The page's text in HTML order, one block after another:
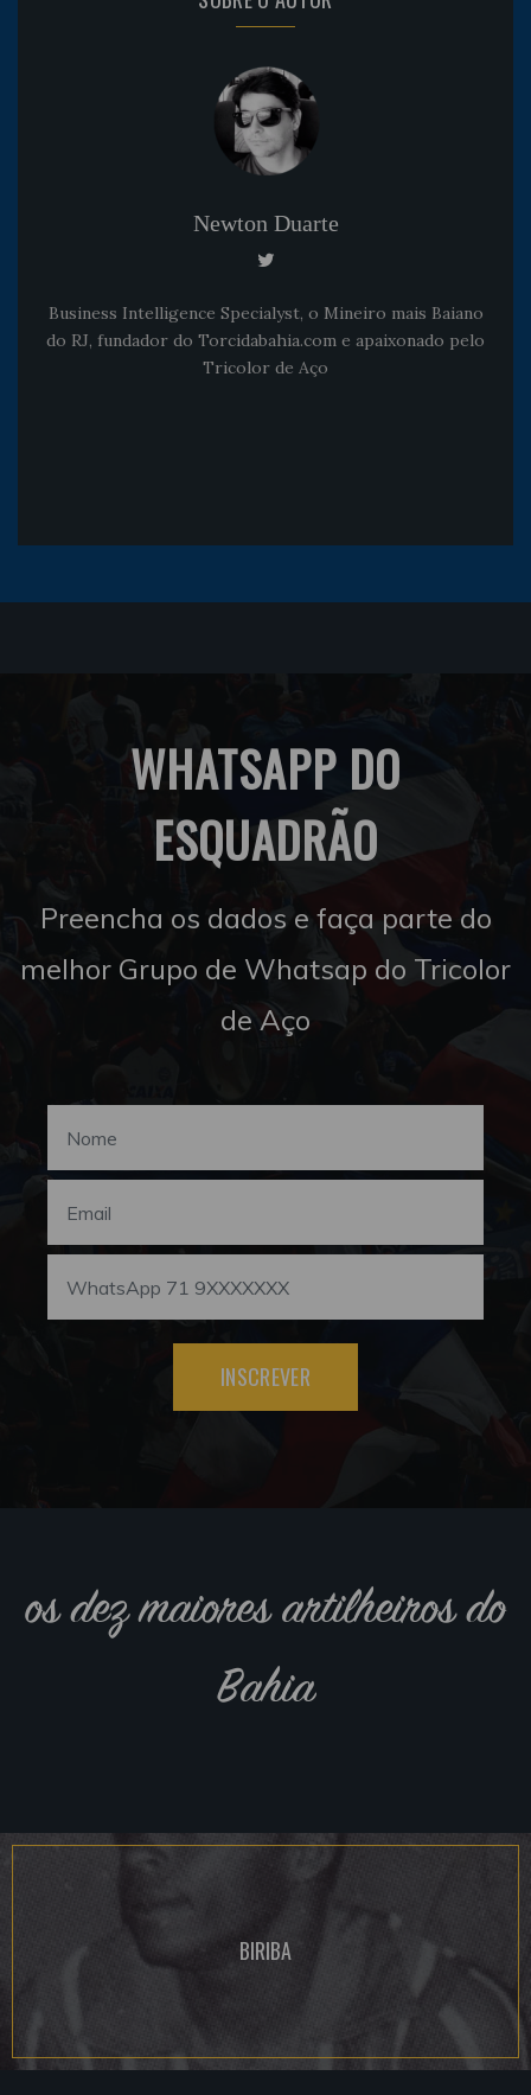
Newton Duarte
Business Intelligence Specialyst, o Mineiro mais Baiano
do RJ, fundador do Torcidabahia.com e apaixonado pelo
Tricolor de Aço
WHATSAPP DO
ESQUADRÃO
Preencha os dados e faça parte do
melhor Grupo de Whatsap do Tricolor
de Aço
INSCREVER
os dez maiores artilheiros do
Bahia
BIRIBA